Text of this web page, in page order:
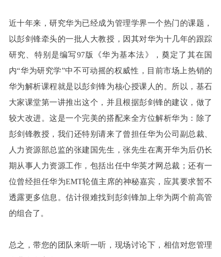
近十年来，研究华为已经成为管理学界一个热门的课题，
以彭剑锋牵头的一批人大教授，因其对华为十几年的跟踪
研究、特别是编写97版《华为基本法》，奠定了其在国
内“华为研究学”中不可动摇的权威性，目前市场上热销的
华为解析课程就是以彭剑锋为核心授课人的。所以，基石
大家课堂第一讲推出这个，并且根据彭剑锋的建议，做了
较大改进。这是一个完美的搭配来全方位解析华为：除了
彭剑锋教授，我们还特别请来了曾担任华为公司副总裁、
人力资源部总监的张建国先生，张先生在离开华为后仍长
期从事人力资源工作，包括出任中华英才网总裁；还有一
位曾经担任华为EMT轮值主席的神秘嘉宾，应其要求暂不
透露更多信息。估计很难找到彭剑锋加上华为两个前高管
的组合了。
总之，带您的团队来听一听，现场讨论下，相信对您管理